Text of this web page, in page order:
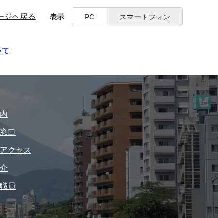
ジへ戻る 表示 PC スマートフォン
口
クセス
員